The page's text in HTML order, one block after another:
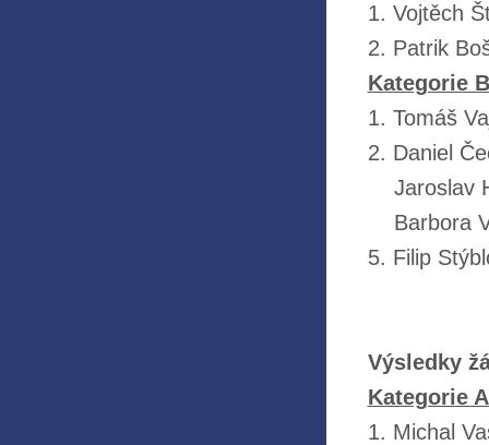
1. Vojtěch
2. Patrik
Kategorie
1. Tomáš
2. Daniel
Jaroslav
Barbora
5. Filip
Výsledky
Kategorie
1. Michal